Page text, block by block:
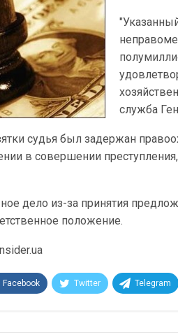
служба
судья был задержан
в совершении
дело из-за принятия
положение.
Facebook Twitter Telegram